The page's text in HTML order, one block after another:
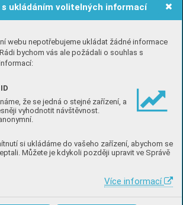
s ukládáním volitelných informací
webu nepotřebujeme ukládat žádné informace
bychom vás ale požádali o souhlas s
že se jedná o stejné zařízení, a
vyhodnotit návštěvnost.
si ukládáme do vašeho zařízení, abychom se
Můžete je kdykoli později upravit ve Správě
Více informací